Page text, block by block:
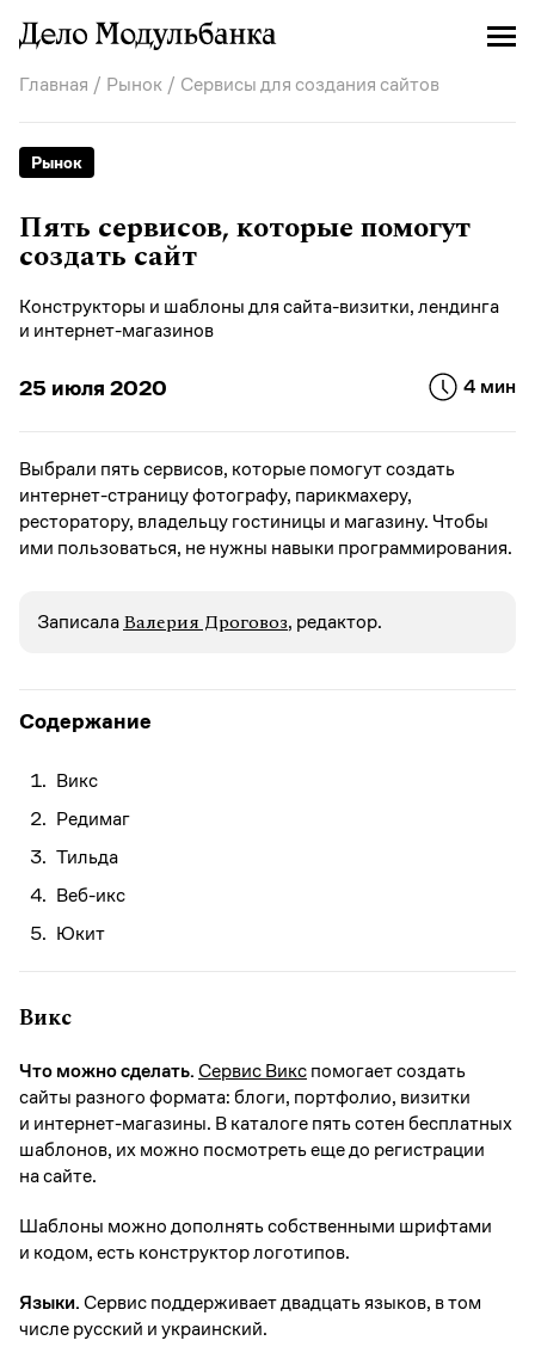
Главная / Рынок / Сервисы для создания сайтов
Рынок
Пять сервисов, которые помогут
создать сайт
Конструкторы и шаблоны для сайта-визитки, лендинга
и интернет-магазинов
25 июля 2020 4 мин
Выбрали пять сервисов, которые помогут создать
интернет-страницу фотографу, парикмахеру,
ресторатору, владельцу гостиницы и магазину. Чтобы
ими пользоваться, не нужны навыки программирования.
ЗаписалaВалерия Дроговоз, редактор.
Содержание
Викс
Редимаг
Тильда
Веб-икс
Юкит
Викс
Что можно сделать.Сервис Викспомогает создать
сайты разного формата: блоги, портфолио, визитки
и интернет-магазины. В каталоге пять сотен бесплатных
шаблонов, их можно посмотреть еще до регистрации
на сайте.
Шаблоны можно дополнять собственными шрифтами
и кодом, есть конструктор логотипов.
Языки.Сервис поддерживает двадцать языков, в том
числе русский и украинский.